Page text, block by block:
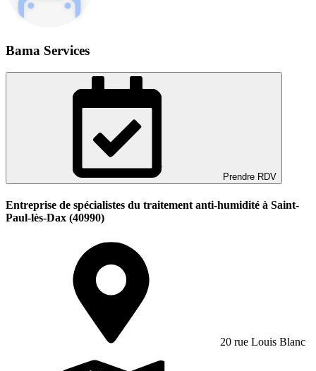
Bama Services
Prendre RDV
Entreprise de spécialistes du traitement anti-humidité à Saint-
Paul-lès-Dax (40990)
20 rue Louis Blanc